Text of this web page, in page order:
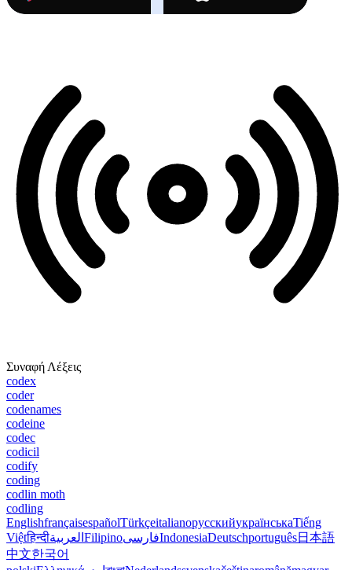
Συναφή Λέξεις
codex
coder
codenames
codeine
codec
codicil
codify
coding
codlin moth
codling
EnglishfrançaisespañolTürkçeitalianoрусскийукраїнськаTiếng
Việtहिन्दीالعربية FilipinoفارسیIndonesiaDeutschportuguês日本語
中文한국어